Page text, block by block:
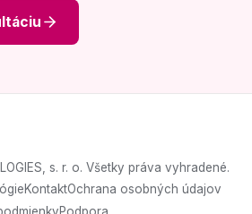
s. r. o. Všetky práva vyhradené.
KontaktOchrana osobných údajov